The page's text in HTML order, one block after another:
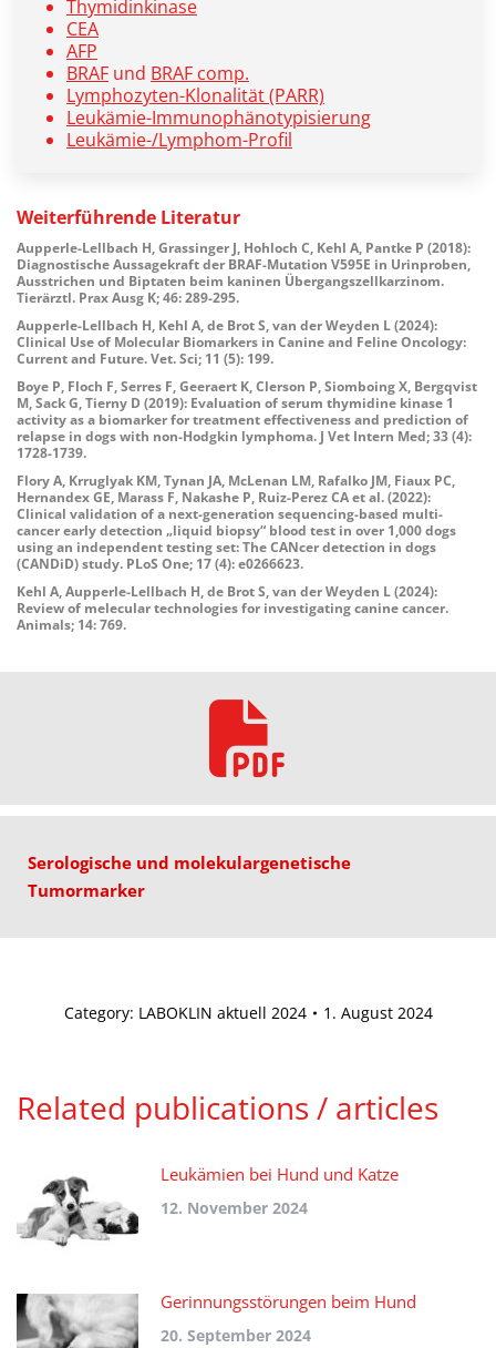
Thymidinkinase
CEA
AFP
BRAF und BRAF comp.
Lymphozyten-Klonalität (PARR)
Leukämie-Immunophänotypisierung
Leukämie-/Lymphom-Profil
Weiterführende Literatur
Aupperle-Lellbach H, Grassinger J, Hohloch C, Kehl A, Pantke P (2018):
Diagnostische Aussagekraft der BRAF-Mutation V595E in Urinproben,
Ausstrichen und Biptaten beim kaninen Übergangszellkarzinom.
Tierärztl. Prax Ausg K; 46: 289-295.
Aupperle-Lellbach H, Kehl A, de Brot S, van der Weyden L (2024):
Clinical Use of Molecular Biomarkers in Canine and Feline Oncology:
Current and Future. Vet. Sci; 11 (5): 199.
Boye P, Floch F, Serres F, Geeraert K, Clerson P, Siomboing X, Bergqvist
M, Sack G, Tierny D (2019): Evaluation of serum thymidine kinase 1
activity as a biomarker for treatment effectiveness and prediction of
relapse in dogs with non-Hodgkin lymphoma. J Vet Intern Med; 33 (4):
1728-1739.
Flory A, Krruglyak KM, Tynan JA, McLenan LM, Rafalko JM, Fiaux PC,
Hernandex GE, Marass F, Nakashe P, Ruiz-Perez CA et al. (2022):
Clinical validation of a next-generation sequencing-based multi-
cancer early detection „liquid biopsy“ blood test in over 1,000 dogs
using an independent testing set: The CANcer detection in dogs
(CANDiD) study. PLoS One; 17 (4): e0266623.
Kehl A, Aupperle-Lellbach H, de Brot S, van der Weyden L (2024):
Review of melecular technologies for investigating canine cancer.
Animals; 14: 769.
Serologische und molekulargenetische
Tumormarker
Category: LABOKLIN aktuell 2024 1. August 2024
Related publications / articles
Leukämien bei Hund und Katze
12. November 2024
Gerinnungsstörungen beim Hund
20. September 2024